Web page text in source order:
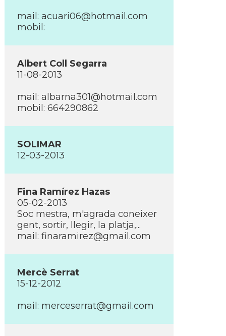
mail: acuari06@hotmail.com
mobil:
Albert Coll Segarra
11-08-2013
mail: albarna301@hotmail.com
mobil: 664290862
SOLIMAR
12-03-2013
Fina Ramí­rez Hazas
05-02-2013
Soc mestra, m'agrada coneixer
gent, sortir, llegir, la platja,...
mail: finaramirez@gmail.com
Mercè Serrat
15-12-2012
mail: merceserrat@gmail.com